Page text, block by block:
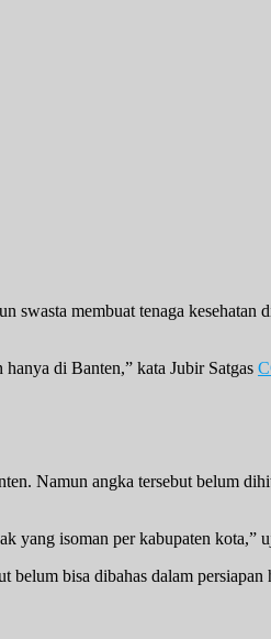
membuat tenaga kesehatan
di Banten,” kata Jubir Satgas
Namun angka tersebut belum
yang isoman per kabupaten kota,”
belum bisa dibahas dalam